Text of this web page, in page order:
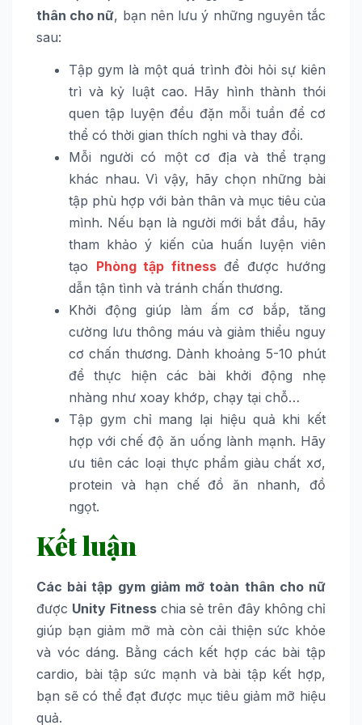
thân cho nữ, bạn nên lưu ý những nguyên tắc
sau:
Tập gym là một quá trình đòi hỏi sự kiên
trì và kỷ luật cao. Hãy hình thành thói
quen tập luyện đều đặn mỗi tuần để cơ
thể có thời gian thích nghi và thay đổi.
Mỗi người có một cơ địa và thể trạng
khác nhau. Vì vậy, hãy chọn những bài
tập phù hợp với bản thân và mục tiêu của
mình. Nếu bạn là người mới bắt đầu, hãy
tham khảo ý kiến của huấn luyện viên
tạo Phòng tập fitnessđể được hướng
dẫn tận tình và tránh chấn thương.
Khởi động giúp làm ấm cơ bắp, tăng
cường lưu thông máu và giảm thiểu nguy
cơ chấn thương. Dành khoảng 5-10 phút
để thực hiện các bài khởi động nhẹ
nhàng như xoay khớp, chạy tại chỗ…
Tập gym chỉ mang lại hiệu quả khi kết
hợp với chế độ ăn uống lành mạnh. Hãy
ưu tiên các loại thực phẩm giàu chất xơ,
protein và hạn chế đồ ăn nhanh, đồ
ngọt.
Kết luận
Các bài tập gym giảm mỡ toàn thân cho nữ
được Unity Fitnesschia sẻ trên đây không chỉ
giúp bạn giảm mỡ mà còn cải thiện sức khỏe
và vóc dáng. Bằng cách kết hợp các bài tập
cardio, bài tập sức mạnh và bài tập kết hợp,
bạn sẽ có thể đạt được mục tiêu giảm mỡ hiệu
quả.